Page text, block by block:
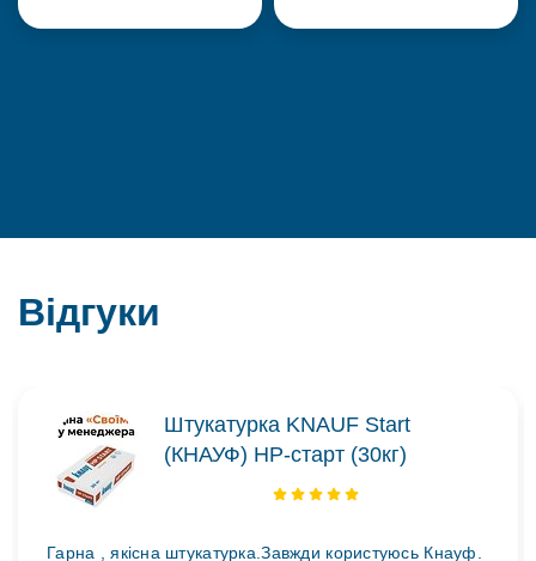
Відгуки
Штукатурка KNAUF Start
(КНАУФ) НР-старт (30кг)
Гарна , якісна штукатурка.Завжди користуюсь Кнауф.